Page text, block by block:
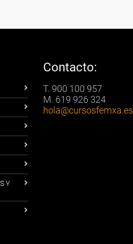
Y
Contacto:
T. 900 100 957
M. 619 926 324
hola@cursosfemxa.es